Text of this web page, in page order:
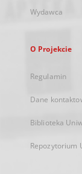
Wydawca
O Projekcie
Regulamin
Dane
Biblioteka
Repozytorium